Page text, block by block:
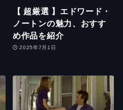
【 超厳選 】エドワード・
ノートンの魅力、おすす
め作品を紹介
2025年7月1日